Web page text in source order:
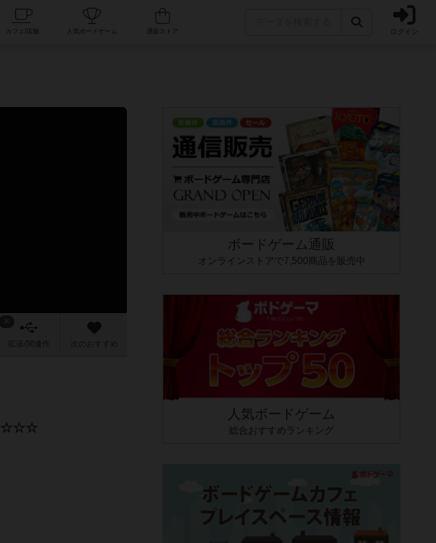
人気ボードゲーム ログイン
作 次のおすすめ
☆ ☆ ☆
ボードゲーム通販
オンラインストアで7,500商品を販売中
人気ボードゲーム
総合おすすめランキング